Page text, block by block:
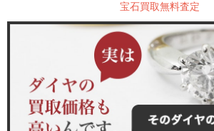
宝石買取無料査定